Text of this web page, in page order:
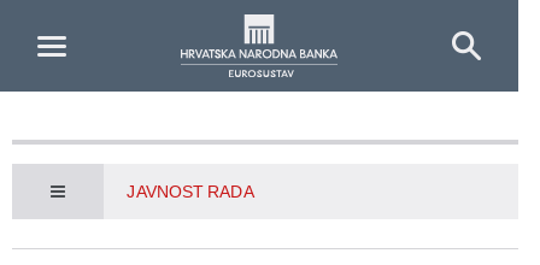
JAVNOST RADA